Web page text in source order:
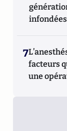
infondées
7
facteurs
une